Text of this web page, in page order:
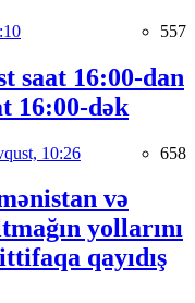
557
saat 16:00-dan
16:00-dək
10:26 658
və
yollarını
qayıdış